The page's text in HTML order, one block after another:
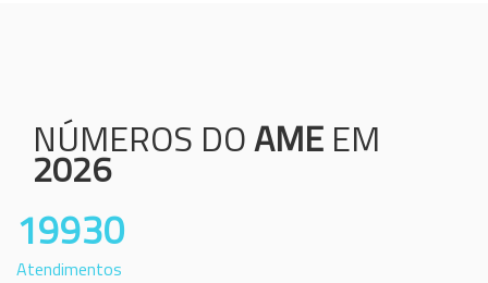
NÚMEROS DOAME EM
2026
19930
Atendimentos